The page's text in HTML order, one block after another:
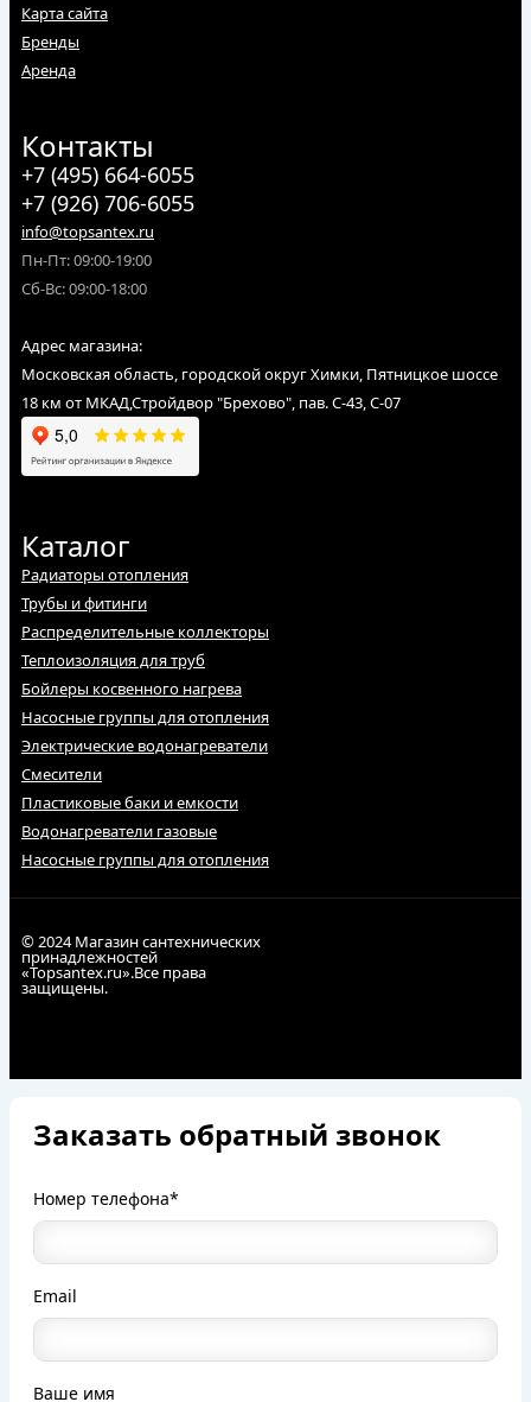
Карта сайта
Бренды
Аренда
Контакты
+7 (495) 664-6055
+7 (926) 706-6055
info@topsantex.ru
Пн-Пт: 09:00-19:00
Сб-Вс: 09:00-18:00
Адрес магазина:
Московская область, городской округ Химки, Пятницкое шоссе
18 км от МКАД,Стройдвор "Брехово", пав. С-43, С-07
Каталог
Радиаторы отопления
Трубы и фитинги
Распределительные коллекторы
Теплоизоляция для труб
Бойлеры косвенного нагрева
Насосные группы для отопления
Электрические водонагреватели
Смесители
Пластиковые баки и емкости
Водонагреватели газовые
Насосные группы для отопления
© 2024 Магазин сантехнических
принадлежностей
«Topsantex.ru».Все права
защищены.
Заказать обратный звонок
Номер телефона*
Email
Ваше имя